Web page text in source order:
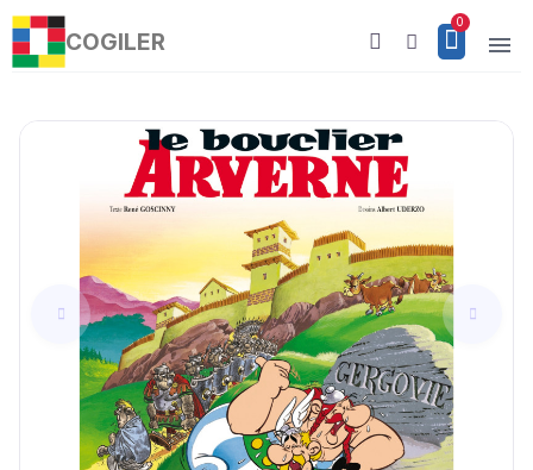
COGILER